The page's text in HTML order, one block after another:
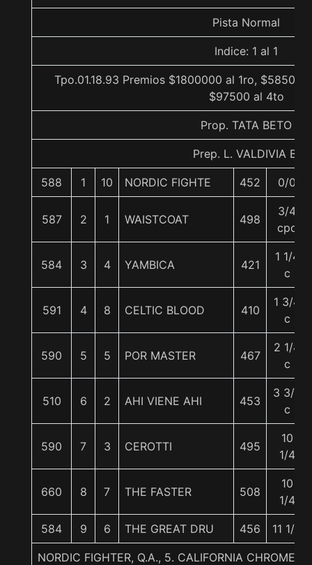
Pista Normal
Indice: 1 al 1
Tpo.01.18.93 Premios $1800000 al 1ro,
$97500 al 4to
Prop. TATA BETO
Prep. L. VALDIVIA B.
588 1 10 NORDIC FIGHTE 452 0/0
587 2 1 WAISTCOAT 498
3/4
cpo
584 3 4 YAMBICA 421
1 1/4
c
591 4 8 CELTIC BLOOD 410
1 3/4
c
590 5 5 POR MASTER 467
2 1/4
c
510 6 2 AHI VIENE AHI 453
3 3/4
c
590 7 3 CEROTTI 495
10
1/4
660 8 7 THE FASTER 508
10
1/4
584 9 6 THE GREAT DRU 456 11 1/4
NORDIC FIGHTER, Q.A., 5. CALIFORNIA CHROME-